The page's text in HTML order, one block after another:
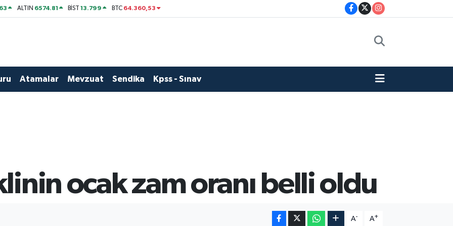
ALTIN 6574.81 BİST13.799 BTC 64.360,53
Atamalar Mevzuat Sendika Kpss - Sınav
ocak zam oranı belli oldu
A- A+